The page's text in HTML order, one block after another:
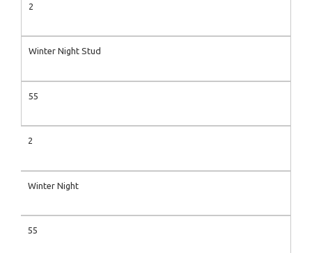
2
Winter Night Stud
55
2
Winter Night
55